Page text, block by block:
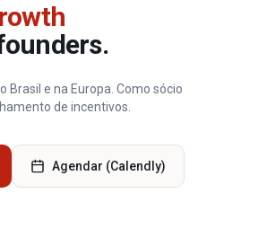
Brasil e na Europa. Como sócio
de incentivos.
Agendar (Calendly)